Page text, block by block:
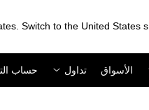
Switch to the United States
الأسواق تداول حساب